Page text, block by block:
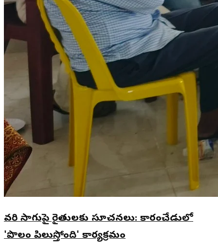
వరి సాగుపై రైతులకు సూచనలు: కారంచేడులో
'పొలం పిలుస్తోంది' కార్యక్రమం